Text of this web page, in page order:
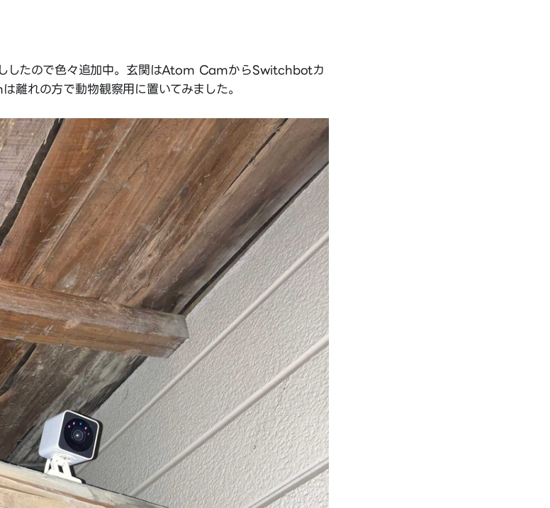
したので色々追加中。玄関はAtom CamからSwitchbotカ
離れの方で動物観察用に置いてみました。